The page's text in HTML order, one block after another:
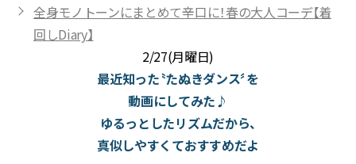
全身モノトーンにまとめて辛口に！春の大人コーデ【着
回しDiary】
2/27(月曜日)
最近知った〝たぬきダンス〞を
動画にしてみた♪
ゆるっとしたリズムだから、
真似しやすくておすすめだよ